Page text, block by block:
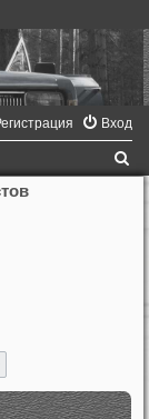
Вход